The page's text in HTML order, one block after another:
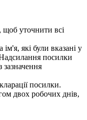
уточнити всі
які були вказані у
посилки
без зазначення
посилки.
двох робочих днів,